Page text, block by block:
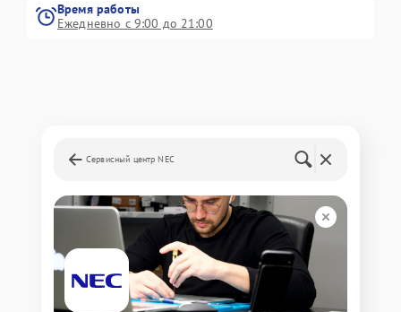
Время работы
Ежедневно с 9:00 до 21:00
Сервисный центр NEC